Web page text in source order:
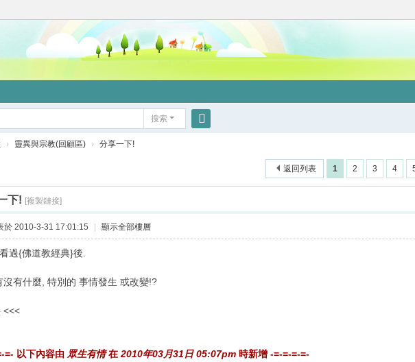
搜索
› 靈異與宗教(回顧區) › 分享一下!
1 2 3 4
返回列表
下! [複製鏈接]
於 2010-3-31 17:01:15 顯示全部樓層
過{佛道教經典}後.
沒有什麼, 特別的 事情發生 或改變!?
<<<
=- 以下內容由 眾生有情在 2010年03月31日 05:07pm 時新增 -=-=-=-=-